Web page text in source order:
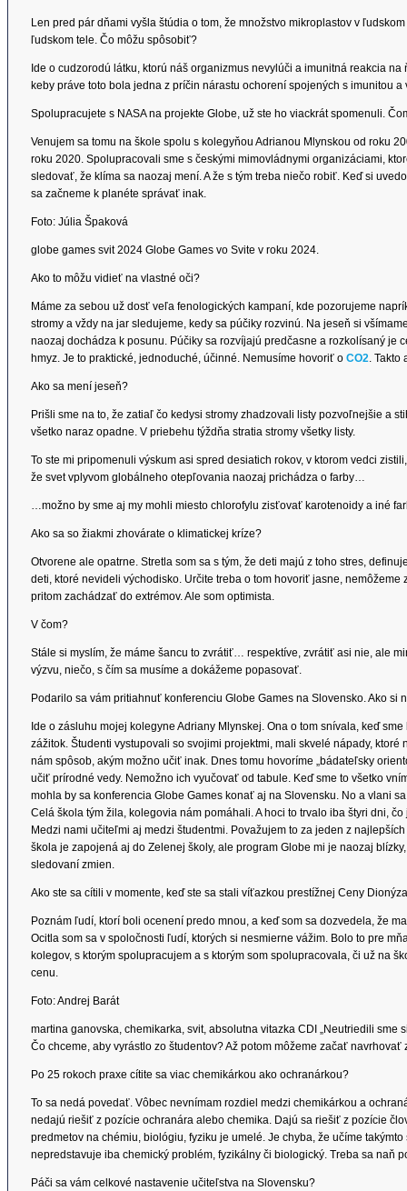
Len pred pár dňami vyšla štúdia o tom, že množstvo mikroplastov v
ľudskom tele. Čo môžu spôsobiť?
Ide o cudzorodú látku, ktorú náš organizmus nevylúči a imunitná reakcia
keby práve toto bola jedna z príčin nárastu ochorení spojených s imunitou
Spolupracujete s NASA na projekte Globe, už ste ho viackrát spomenuli.
Venujem sa tomu na škole spolu s kolegyňou Adrianou Mlynskou od roku
roku 2020. Spolupracovali sme s českými mimovládnymi organizáciami,
sledovať, že klíma sa naozaj mení. A že s tým treba niečo robiť. Keď si
sa začneme k planéte správať inak.
Foto: Júlia Špaková
globe games svit 2024 Globe Games vo Svite v roku 2024.
Ako to môžu vidieť na vlastné oči?
Máme za sebou už dosť veľa fenologických kampaní, kde pozorujeme
stromy a vždy na jar sledujeme, kedy sa púčiky rozvinú. Na jeseň si
naozaj dochádza k posunu. Púčiky sa rozvíjajú predčasne a rozkolísaný je
hmyz. Je to praktické, jednoduché, účinné. Nemusíme hovoriť o CO2. Takto
Ako sa mení jeseň?
Prišli sme na to, že zatiaľ čo kedysi stromy zhadzovali listy pozvoľnejšie a
všetko naraz opadne. V priebehu týždňa stratia stromy všetky listy.
To ste mi pripomenuli výskum asi spred desiatich rokov, v ktorom vedci
že svet vplyvom globálneho otepľovania naozaj prichádza o farby…
…možno by sme aj my mohli miesto chlorofylu zisťovať karotenoidy a iné
Ako sa so žiakmi zhovárate o klimatickej kríze?
Otvorene ale opatrne. Stretla som sa s tým, že deti majú z toho stres,
deti, ktoré nevideli východisko. Určite treba o tom hovoriť jasne,
pritom zachádzať do extrémov. Ale som optimista.
V čom?
Stále si myslím, že máme šancu to zvrátiť… respektíve, zvrátiť asi nie, ale
výzvu, niečo, s čím sa musíme a dokážeme popasovať.
Podarilo sa vám pritiahnuť konferenciu Globe Games na Slovensko. Ako si
Ide o zásluhu mojej kolegyne Adriany Mlynskej. Ona o tom snívala, keď
zážitok. Študenti vystupovali so svojimi projektmi, mali skvelé nápady,
nám spôsob, akým možno učiť inak. Dnes tomu hovoríme „bádateľsky
učiť prírodné vedy. Nemožno ich vyučovať od tabule. Keď sme to všetko
mohla by sa konferencia Globe Games konať aj na Slovensku. No a vlani
Celá škola tým žila, kolegovia nám pomáhali. A hoci to trvalo iba štyri dni,
Medzi nami učiteľmi aj medzi študentmi. Považujem to za jeden z
škola je zapojená aj do Zelenej školy, ale program Globe mi je naozaj
sledovaní zmien.
Ako ste sa cítili v momente, keď ste sa stali víťazkou prestížnej Ceny
Poznám ľudí, ktorí boli ocenení predo mnou, a keď som sa dozvedela, že
Ocitla som sa v spoločnosti ľudí, ktorých si nesmierne vážim. Bolo to pre
kolegov, s ktorým spolupracujem a s ktorým som spolupracovala, či už na
cenu.
Foto: Andrej Barát
martina ganovska, chemikarka, svit, absolutna vitazka CDI „Neutriedili
Čo chceme, aby vyrástlo zo študentov? Až potom môžeme začať navrhovať
Po 25 rokoch praxe cítite sa viac chemikárkou ako ochranárkou?
To sa nedá povedať. Vôbec nevnímam rozdiel medzi chemikárkou a
nedajú riešiť z pozície ochranára alebo chemika. Dajú sa riešiť z pozície
predmetov na chémiu, biológiu, fyziku je umelé. Je chyba, že učíme
nepredstavuje iba chemický problém, fyzikálny či biologický. Treba sa naň
Páči sa vám celkové nastavenie učiteľstva na Slovensku?